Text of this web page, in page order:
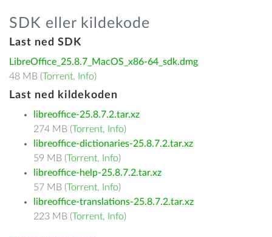
SDK eller kildekode
Last ned SDK
LibreOffice_25.8.7_MacOS_x86-64_sdk.dmg
48 MB (Torrent, Info)
Last ned kildekoden
libreoffice-25.8.7.2.tar.xz
274 MB (Torrent, Info)
libreoffice-dictionaries-25.8.7.2.tar.xz
59 MB (Torrent, Info)
libreoffice-help-25.8.7.2.tar.xz
57 MB (Torrent, Info)
libreoffice-translations-25.8.7.2.tar.xz
223 MB (Torrent, Info)